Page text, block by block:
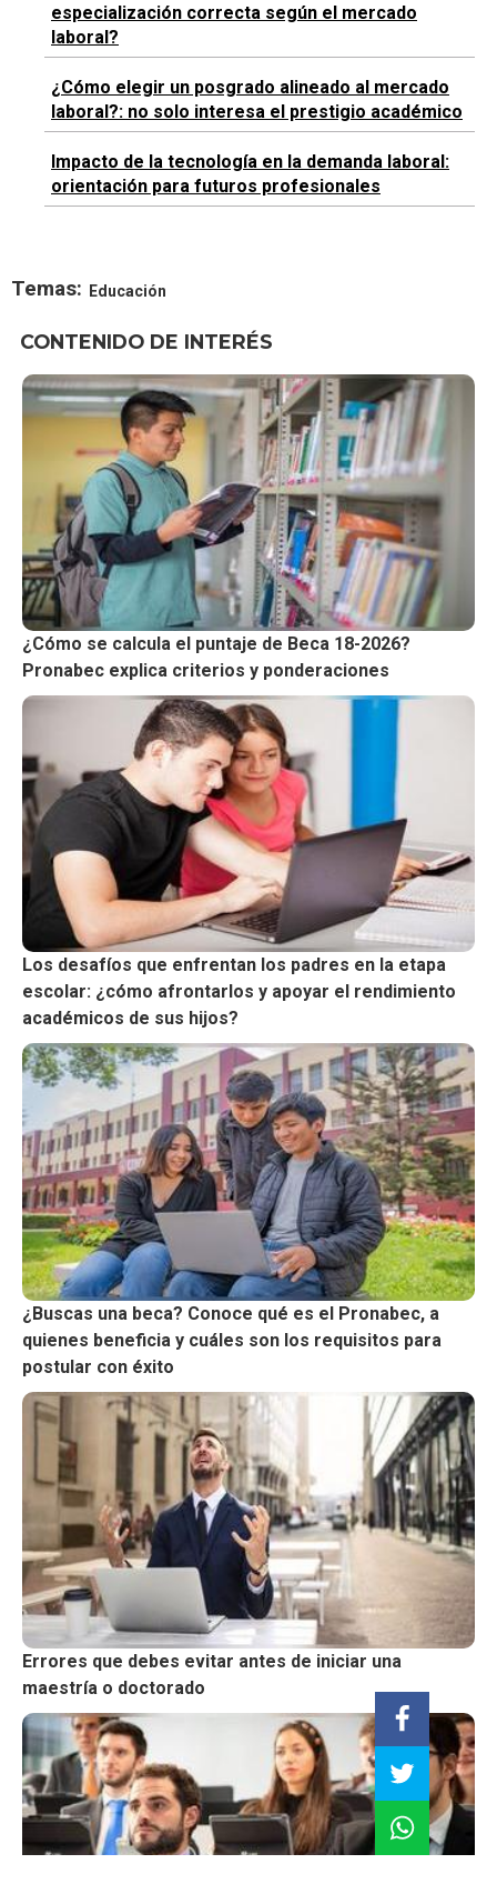
especialización correcta según el mercado
laboral?
¿Cómo elegir un posgrado alineado al mercado
laboral?: no solo interesa el prestigio académico
Impacto de la tecnología en la demanda laboral:
orientación para futuros profesionales
Temas: Educación
CONTENIDO DE INTERÉS
¿Cómo se calcula el puntaje de Beca 18-2026?
Pronabec explica criterios y ponderaciones
Los desafíos que enfrentan los padres en la etapa
escolar: ¿cómo afrontarlos y apoyar el rendimiento
académicos de sus hijos?
¿Buscas una beca? Conoce qué es el Pronabec, a
quienes beneficia y cuáles son los requisitos para
postular con éxito
Errores que debes evitar antes de iniciar una
maestría o doctorado